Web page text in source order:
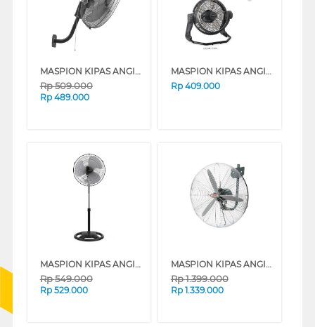
MASPION KIPAS ANGIN INDUSTRI INDUSTRIAL FAN PW455W
Rp509.000
Rp 489.000
MASPION KIPAS ANGIN INDUSTRI INDUSTRIAL FAN PW3005D
Rp 409.000
MASPION KIPAS ANGIN INDUSTRI INDUSTRIAL FAN PW452
Rp549.000
Rp 529.000
MASPION KIPAS ANGIN INDUSTRI INDUSTRIAL FAN 24" PW603W
Rp1.399.000
Rp 1.339.000